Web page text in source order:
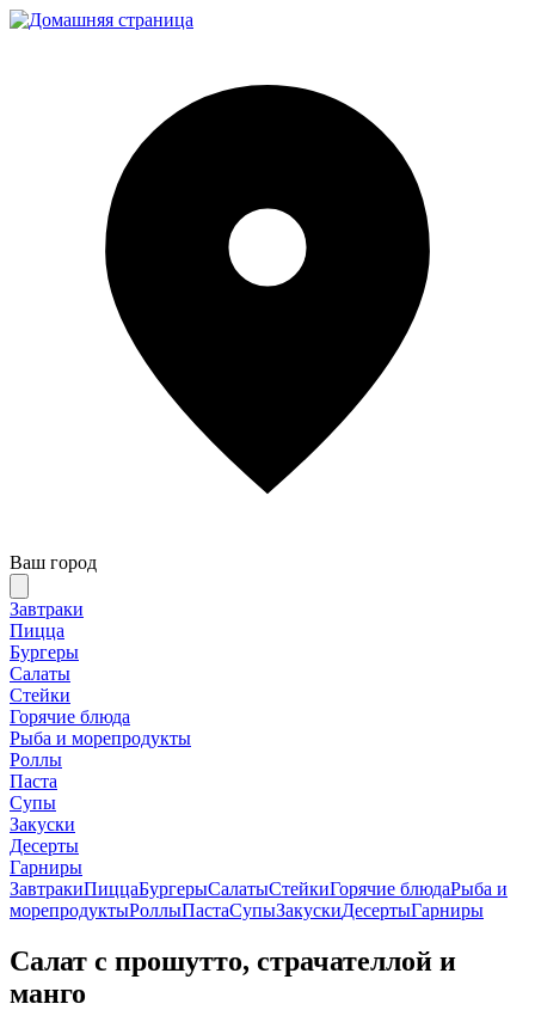
Ваш город
Завтраки
Пицца
Бургеры
Салаты
Стейки
Горячие блюда
Рыба и морепродукты
Роллы
Паста
Супы
Закуски
Десерты
Гарниры
ЗавтракиПиццаБургерыСалатыСтейкиГорячие блюдаРыба и
морепродуктыРоллыПастаСупыЗакускиДесертыГарниры
Салат с прошутто, страчателлой и
манго